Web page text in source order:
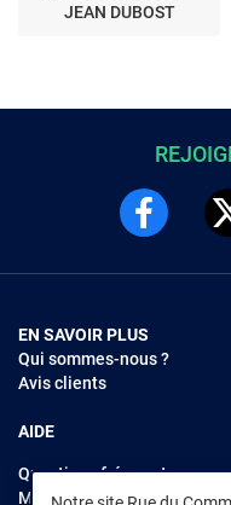
JEAN DUBOST
EN SAVOIR PLUS
Qui sommes-nous ?
Avis clients
AIDE
Questions fréquentes
Modes de règlements